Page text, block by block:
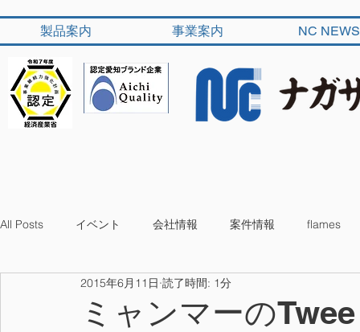
製品案内 事業案内 NC NEWS
All Posts イベント 会社情報 案件情報 flames
ミャンマーの
2015年6月11日 読了時間: 1分